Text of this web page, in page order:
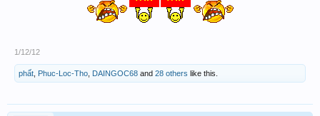
1/12/12
phất Phuc-Loc-Tho DAINGOC68 and 28 others like this.